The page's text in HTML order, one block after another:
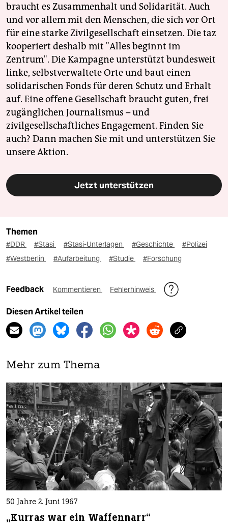
braucht es Zusammenhalt und Solidarität. Auch
und vor allem mit den Menschen, die sich vor Ort
für eine starke Zivilgesellschaft einsetzen. Die taz
kooperiert deshalb mit "Alles beginnt im
Zentrum". Die Kampagne unterstützt bundesweit
linke, selbstverwaltete Orte und baut einen
solidarischen Fonds für deren Schutz und Erhalt
auf. Eine offene Gesellschaft braucht guten, frei
zugänglichen Journalismus – und
zivilgesellschaftliches Engagement. Finden Sie
auch? Dann machen Sie mit und unterstützen Sie
unsere Aktion.
Jetzt unterstützen
Themen
#DDR #Stasi #Stasi-Unterlagen #Geschichte
#Polizei
#Westberlin
#Aufarbeitung #Studie #Forschung
Feedback Kommentieren Fehlerhinweis
Diesen Artikel teilen
Mehr zum Thema
50 Jahre 2. Juni 1967
„Kurras war ein Waffennarr“